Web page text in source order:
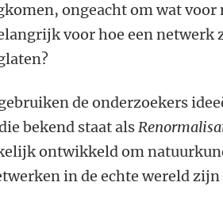
ongeacht om wat voor
voor hoe een netwerk
de onderzoekers
bekend staat als
ontwikkeld om
in de echte wereld